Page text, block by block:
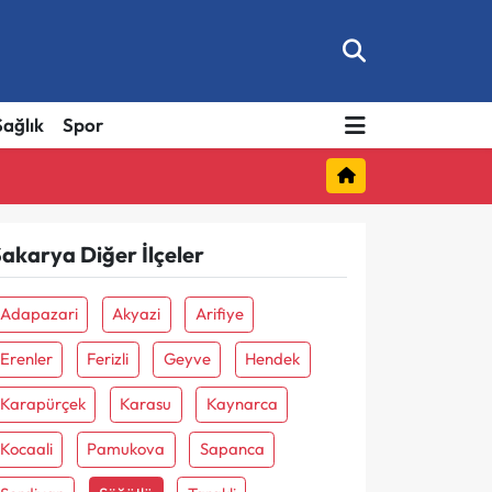
Spor
Diğer İlçeler
Adapazari Akyazi Arifiye
Erenler Ferizli Geyve Hendek
Karapürçek Karasu Kaynarca
Kocaali Pamukova Sapanca